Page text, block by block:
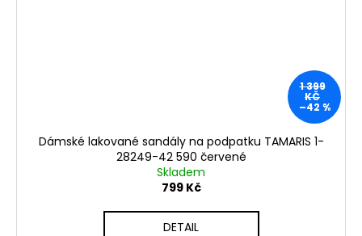
1 399
KČ
–42 %
Dámské lakované sandály na podpatku TAMARIS 1-
28249-42 590 červené
Skladem
799 Kč
DETAIL